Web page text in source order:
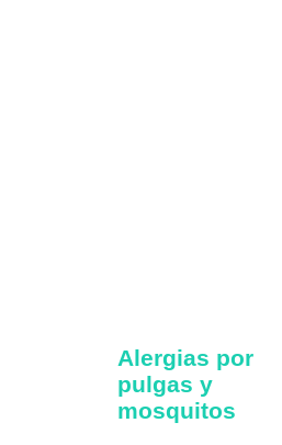
Alergias por
pulgas y
mosquitos